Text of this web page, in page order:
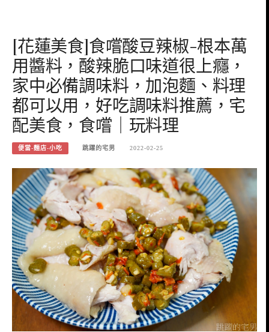
[花蓮美食]食嚐酸豆辣椒-根本萬
用醬料，酸辣脆口味道很上癮，
家中必備調味料，加泡麵、料理
都可以用，好吃調味料推薦，宅
配美食，食嚐｜玩料理
便當-麵店-小吃 跳躍的宅男 2022-02-25